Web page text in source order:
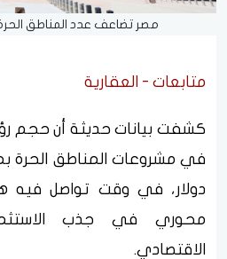
مصر تضاعف عدد المناطق
متابعات - العقارية
كشفت بيانات حديثة أن حجم
دولار، في وقت تواصل فيه
محوري في جذب
الاقتصادي.